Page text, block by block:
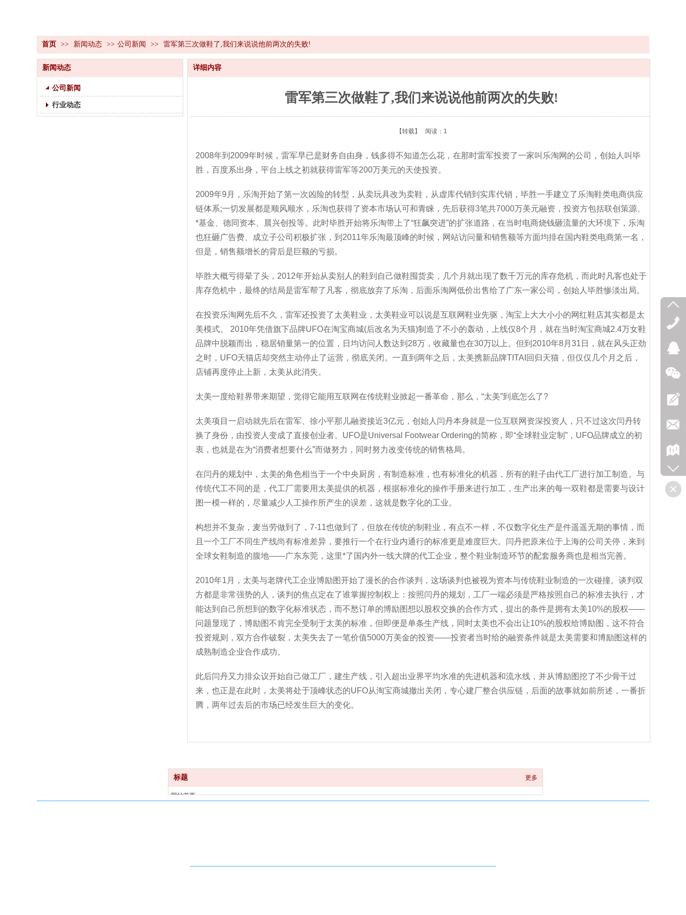
首页 >> 新闻动态 >> 公司新闻 >> 雷军第三次做鞋了,我们来说说他前两次的失败!
新闻动态
公司新闻
行业动态
详细内容
雷军第三次做鞋了,我们来说说他前两次的失败!
【转载】 阅读：1
2008年到2009年时候，雷军早已是财务自由身，钱多得不知道怎么花，在那时雷军投资了一家叫乐淘网的公司，创始人叫毕
胜，百度系出身，平台上线之初就获得雷军等200万美元的天使投资。
2009年9月，乐淘开始了第一次凶险的转型，从卖玩具改为卖鞋，从虚库代销到实库代销，毕胜一手建立了乐淘鞋类电商供应
链体系;一切发展都是顺风顺水，乐淘也获得了资本市场认可和青睐，先后获得3笔共7000万美元融资，投资方包括联创策源、
*基金、德同资本、晨兴创投等。此时毕胜开始将乐淘带上了“狂飙突进”的扩张道路，在当时电商烧钱砸流量的大环境下，乐淘
也狂砸广告费、成立子公司积极扩张，到2011年乐淘最顶峰的时候，网站访问量和销售额等方面均排在国内鞋类电商第一名，
但是，销售额增长的背后是巨额的亏损。
毕胜大概亏得晕了头，2012年开始从卖别人的鞋到自己做鞋囤货卖，几个月就出现了数千万元的库存危机，而此时凡客也处于
库存危机中，最终的结局是雷军帮了凡客，彻底放弃了乐淘，后面乐淘网低价出售给了广东一家公司，创始人毕胜惨淡出局。
在投资乐淘网先后不久，雷军还投资了太美鞋业，太美鞋业可以说是互联网鞋业先驱，淘宝上大大小小的网红鞋店其实都是太
美模式。 2010年凭借旗下品牌UFO在淘宝商城(后改名为天猫)制造了不小的轰动，上线仅8个月，就在当时淘宝商城2.4万女鞋
品牌中脱颖而出，稳居销量第一的位置，日均访问人数达到28万，收藏量也在30万以上。但到2010年8月31日，就在风头正劲
之时，UFO天猫店却突然主动停止了运营，彻底关闭。一直到两年之后，太美携新品牌TITAI回归天猫，但仅仅几个月之后，
店铺再度停止上新，太美从此消失。
太美一度给鞋界带来期望，觉得它能用互联网在传统鞋业掀起一番革命，那么，“太美”到底怎么了?
太美项目一启动就先后在雷军、徐小平那儿融资接近3亿元，创始人闫丹本身就是一位互联网资深投资人，只不过这次闫丹转
换了身份，由投资人变成了直接创业者。UFO是Universal Footwear Ordering的简称，即“全球鞋业定制”，UFO品牌成立的初
衷，也就是在为“消费者想要什么”而做努力，同时努力改变传统的销售格局。
在闫丹的规划中，太美的角色相当于一个中央厨房，有制造标准，也有标准化的机器，所有的鞋子由代工厂进行加工制造。与
传统代工不同的是，代工厂需要用太美提供的机器，根据标准化的操作手册来进行加工，生产出来的每一双鞋都是需要与设计
图一模一样的，尽量减少人工操作所产生的误差，这就是数字化的工业。
构想并不复杂，麦当劳做到了，7-11也做到了，但放在传统的制鞋业，有点不一样，不仅数字化生产是件遥遥无期的事情，而
且一个工厂不同生产线尚有标准差异，要推行一个在行业内通行的标准更是难度巨大。闫丹把原来位于上海的公司关停，来到
全球女鞋制造的腹地――广东东莞，这里*了国内外一线大牌的代工企业，整个鞋业制造环节的配套服务商也是相当完善。
2010年1月，太美与老牌代工企业博励图开始了漫长的合作谈判，这场谈判也被视为资本与传统鞋业制造的一次碰撞。谈判双
方都是非常强势的人，谈判的焦点定在了谁掌握控制权上：按照闫丹的规划，工厂一端必须是严格按照自己的标准去执行，才
能达到自己所想到的数字化标准状态，而不愁订单的博励图想以股权交换的合作方式，提出的条件是拥有太美10%的股权――
问题显现了，博励图不肯完全受制于太美的标准，但即便是单条生产线，同时太美也不会出让10%的股权给博励图，这不符合
投资规则，双方合作破裂，太美失去了一笔价值5000万美金的投资――投资者当时给的融资条件就是太美需要和博励图这样的
成熟制造企业合作成功。
此后闫丹又力排众议开始自己做工厂，建生产线，引入超出业界平均水准的先进机器和流水线，并从博励图挖了不少骨干过
来，也正是在此时，太美将处于顶峰状态的UFO从淘宝商城撤出关闭，专心建厂整合供应链，后面的故事就如前所述，一番折
腾，两年过去后的市场已经发生巨大的变化。
标题 更多
网站首页